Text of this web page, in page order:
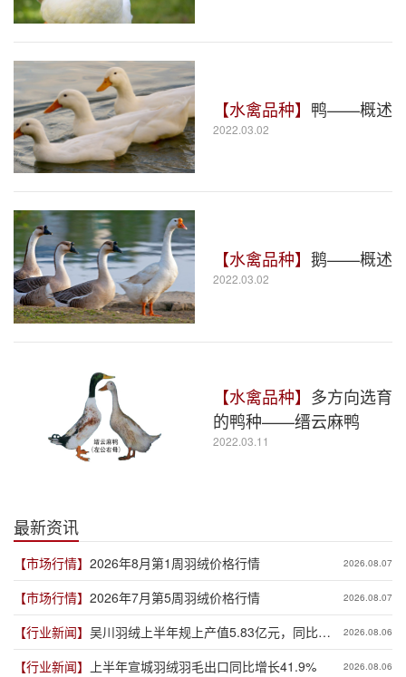
【水禽品种】 鸭——概述
2022.03.02
【水禽品种】 鹅——概述
2022.03.02
【水禽品种】 多方向选育
的鸭种——缙云麻鸭
2022.03.11
最新资讯
【市场行情】 2026年8月第1周羽绒价格行情 2026.08.07
【市场行情】 2026年7月第5周羽绒价格行情 2026.08.07
【行业新闻】 吴川羽绒上半年规上产值5.83亿元，同比增
长19.3%
2026.08.06
【行业新闻】 上半年宣城羽绒羽毛出口同比增长41.9% 2026.08.06